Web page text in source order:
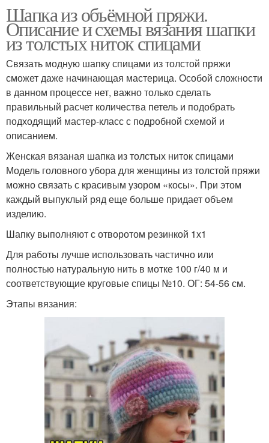
Шапка из объёмной пряжи.
Описание и схемы вязания шапки
из толстых ниток спицами
Связать модную шапку спицами из толстой пряжи
сможет даже начинающая мастерица. Особой сложности
в данном процессе нет, важно только сделать
правильный расчет количества петель и подобрать
подходящий мастер-класс с подробной схемой и
описанием.
Женская вязаная шапка из толстых ниток спицами
Модель головного убора для женщины из толстой пряжи
можно связать с красивым узором «косы». При этом
каждый выпуклый ряд еще больше придает объем
изделию.
Шапку выполняют с отворотом резинкой 1х1
Для работы лучше использовать частично или
полностью натуральную нить в мотке 100 г/40 м и
соответствующие круговые спицы №10. ОГ: 54-56 см.
Этапы вязания: